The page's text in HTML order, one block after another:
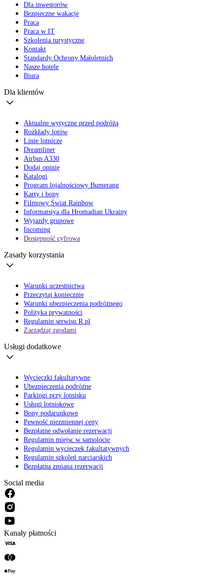
Dla inwestorów
Bezpieczne wakacje
Praca
Praca w IT
Szkolenia turystyczne
Kontakt
Standardy Ochrony Małoletnich
Nasze hotele
Biura
Dla klientów
Aktualne wytyczne przed podróżą
Rozkłady lotów
Linie lotnicze
Dreamliner
Airbus A330
Dodaj opinię
Katalogi
Program lojalnościowy Bumerang
Karty i bony
Filmowy Świat Rainbow
Informatsiya dla Hromadian Ukrainy
Wyjazdy grupowe
Incoming
Dostępność cyfrowa
Zasady korzystania
Warunki uczestnictwa
Przeczytaj koniecznie
Warunki ubezpieczenia podróżnego
Polityka prywatności
Regulamin serwisu R.pl
Zarządzaj zgodami
Usługi dodatkowe
Wycieczki fakultatywne
Ubezpieczenia podróżne
Parkingi przy lotnisku
Usługi lotniskowe
Bony podarunkowe
Pewność niezmiennej ceny
Bezpłatne odwołanie rezerwacji
Regulamin miejsc w samolocie
Regulamin wycieczek fakultatywnych
Regulamin szkoleń narciarskich
Bezpłatna zmiana rezerwacji
Social media
Kanały płatności